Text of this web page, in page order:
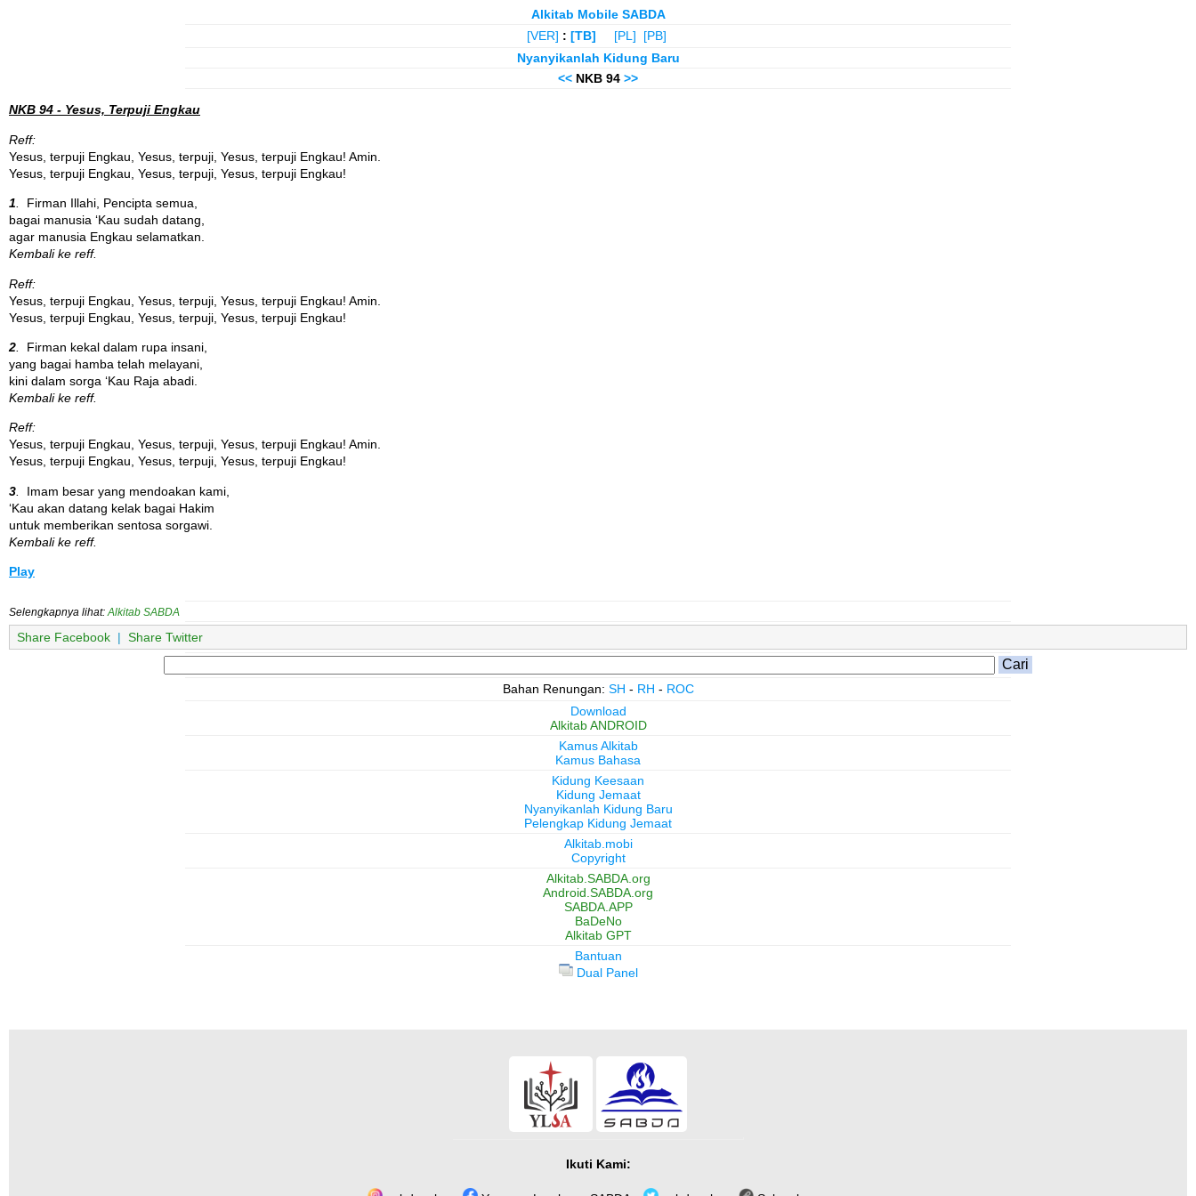
Alkitab Mobile SABDA
[VER] : [TB] [PL]
[PB]
Nyanyikanlah Kidung Baru
<< NKB 94 >>
NKB 94 - Yesus, Terpuji Engkau
Reff:
Yesus, terpuji Engkau, Yesus, terpuji, Yesus, terpuji Engkau! Amin.
Yesus, terpuji Engkau, Yesus, terpuji, Yesus, terpuji Engkau!
1
Firman Illahi, Pencipta semua,
bagai manusia ‘Kau sudah datang,
agar manusia Engkau selamatkan.
Kembali ke reff.
Reff:
Yesus, terpuji Engkau, Yesus, terpuji, Yesus, terpuji Engkau! Amin.
Yesus, terpuji Engkau, Yesus, terpuji, Yesus, terpuji Engkau!
2
Firman kekal dalam rupa insani,
yang bagai hamba telah melayani,
kini dalam sorga ‘Kau Raja abadi.
Kembali ke reff.
Reff:
Yesus, terpuji Engkau, Yesus, terpuji, Yesus, terpuji Engkau! Amin.
Yesus, terpuji Engkau, Yesus, terpuji, Yesus, terpuji Engkau!
3
Imam besar yang mendoakan kami,
‘Kau akan datang kelak bagai Hakim
untuk memberikan sentosa sorgawi.
Kembali ke reff.
Play
Selengkapnya lihat: Alkitab SABDA
Share Facebook | Share Twitter
Bahan Renungan: SH - RH - ROC
Download
Alkitab ANDROID
Kamus Alkitab
Kamus Bahasa
Kidung Keesaan
Kidung Jemaat
Nyanyikanlah Kidung Baru
Pelengkap Kidung Jemaat
Alkitab.mobi
Copyright
Alkitab.SABDA.org
Android.SABDA.org
SABDA.APP
BaDeNo
Alkitab GPT
Bantuan
Dual Panel
Ikuti Kami: